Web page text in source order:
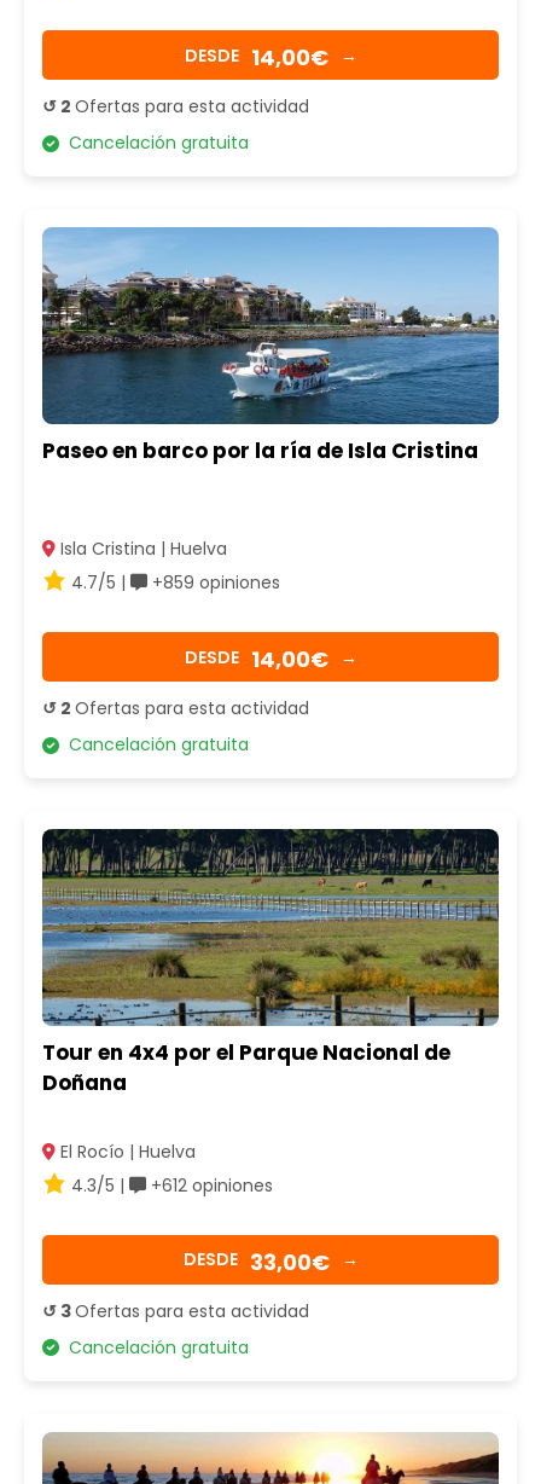
DESDE 14,00€ →
↺ 2 Ofertas para esta actividad
Cancelación gratuita
Paseo en barco por la ría de Isla Cristina
Isla Cristina | Huelva
4.7/5 |
+859 opiniones
DESDE 14,00€ →
↺ 2 Ofertas para esta actividad
Cancelación gratuita
Tour en 4x4 por el Parque Nacional de
Doñana
El Rocío | Huelva
4.3/5 |
+612 opiniones
DESDE 33,00€ →
↺ 3Ofertas para esta actividad
Cancelación gratuita